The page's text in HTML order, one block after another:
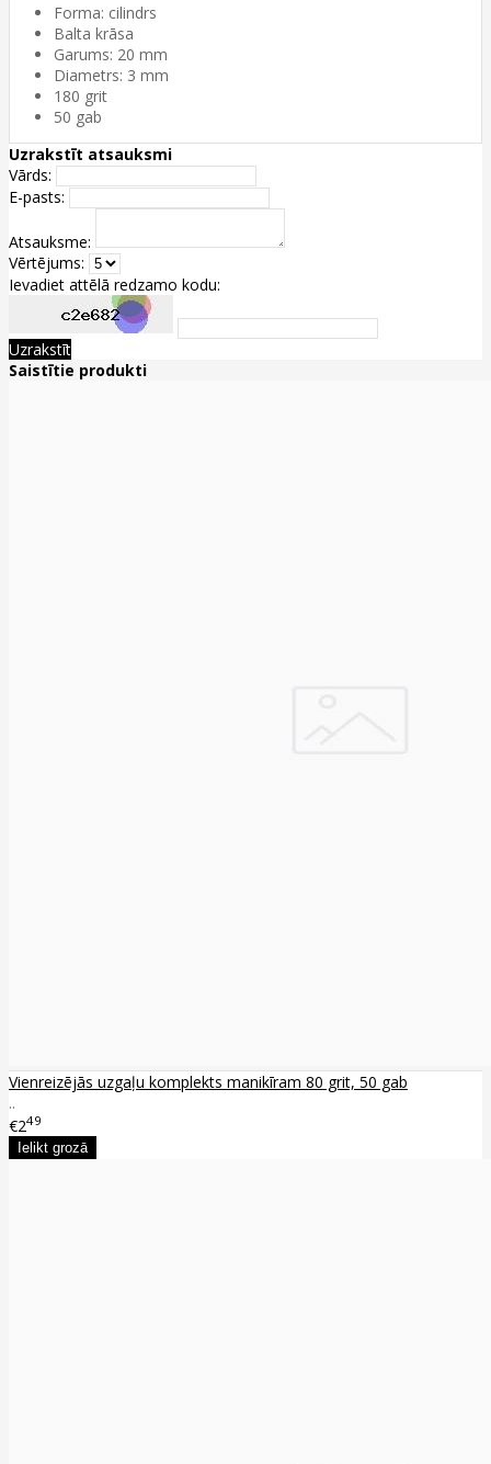
Forma: cilindrs
Balta krāsa
Garums: 20 mm
Diametrs: 3 mm
180 grit
50 gab
Uzrakstīt atsauksmi
Vārds:
E-pasts:
Atsauksme:
Vērtējums:
Ievadiet attēlā redzamo kodu:
Uzrakstīt
Saistītie produkti
Vienreizējās uzgaļu komplekts manikīram 80 grit, 50 gab
..
€249